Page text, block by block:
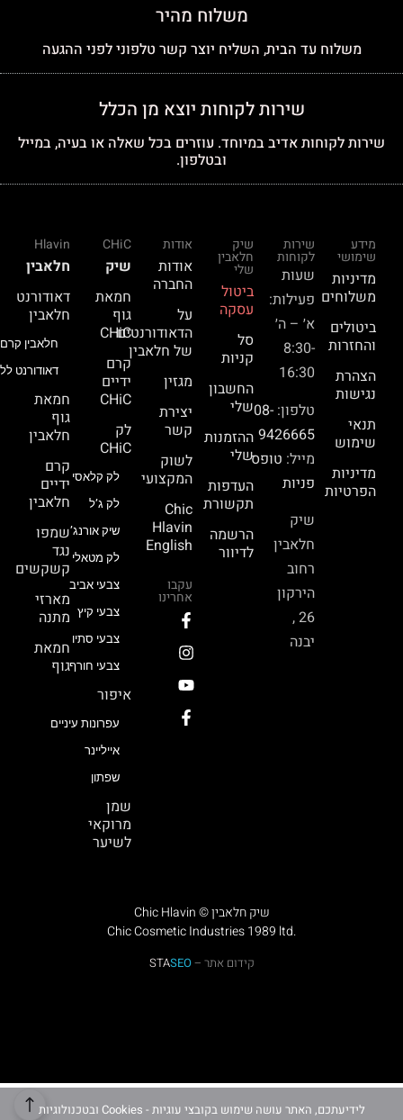
משלוח מהיר
משלוח עד הבית, השליח יוצר קשר טלפוני לפני ההגעה
שירות לקוחות יוצא מן הכלל
שירות לקוחות אדיב במיוחד. עוזרים בכל שאלה או בעיה, במייל
ובטלפון.
מידע
שימושי
מדיניות
משלוחים
ביטולים
והחזרות
הצהרת
נגישות
תנאי
שימוש
מדיניות
הפרטיות
שירות
לקוחות
שעות
פעילות:
א׳ – ה׳
8:30-
16:30
טלפון: 08-
9426665
מייל: טופס
פניות
שיק
חלאבין
רחוב
הירקון
26 ,
יבנה
שיק
חלאבין
שלי
ביטול
עסקה
סל
קניות
החשבון
שלי
ההזמנות
שלי
העדפות
תקשורת
הרשמה
לדיוור
אודות
אודות
החברה
על
הדאודורנטים
של חלאבין
מגזין
יצירת
קשר
לשוק
המקצועי
Chic
Hlavin
English
עקבו
אחרינו
CHiC
שיק
חמאת
גוף
CHiC
קרם
ידיים
CHiC
לק
CHiC
לק קלאסי
לק ג’ל
שיק אורנג’
לק מטאלי
צבעי אביב
צבעי קיץ
צבעי סתיו
צבעי חורף
איפור
עפרונות עיניים
אייליינר
שפתון
שמן
מרוקאי
לשיער
Hlavin
חלאבין
דאודורנט
חלאבין
חלאבין
דאודורנט
חמאת
גוף
חלאבין
קרם
ידיים
חלאבין
שמפו
נגד
קשקשים
מארזי
מתנה
חמאת
גוף
Chic Hlavin © שיק חלאבין
Chic Cosmetic Industries 1989 ltd.
קידום אתר – STASEO
לידיעתכם, האתר עושה שימוש בקובצי עוגיות - Cookies ובטכנולוגיות